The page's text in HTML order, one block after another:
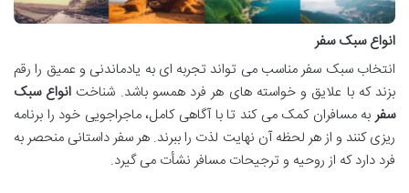
انواع سبک سفر
انتخاب سبک سفر مناسب می تواند تجربه ای به یادماندنی و عمیق را رقم
بزند که با علایق و خواسته های هر فرد همسو باشد. شناخت انواع سبک
سفر به مسافران کمک می کند تا با آگاهی کامل، ماجراجویی خود را برنامه
ریزی کنند و از هر لحظه آن نهایت لذت را ببرند. هر سفر داستانی منحصر به
فرد دارد که از روحیه و ترجیحات مسافر نشأت می گیرد.